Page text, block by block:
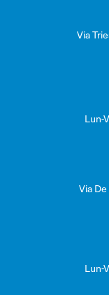
Via
Lun-
Via
Lun-